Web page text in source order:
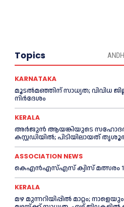
Topics
KARNATAKA
മൂടൽമഞ്ഞിന് സാധ്യത; വിവിധ
നിർദേശം
KERALA
അര്‍ജുന്‍ ആയങ്കിയുടെ
കസ്റ്റഡിയില്‍; പിടിയിലായത്
ASSOCIATION NEWS
കെഎൻഎസ്എസ് ക്വിസ് മത്സരം
KERALA
മഴ മുന്നറിയിപ്പിൽ മാറ്റം;